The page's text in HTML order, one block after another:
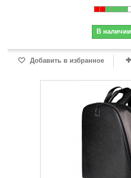
В наличии
Добавить в избранное